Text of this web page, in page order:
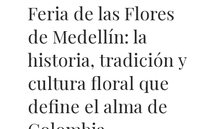
Feria de las Flores
de Medellín: la
historia, tradición y
cultura floral que
define el alma de